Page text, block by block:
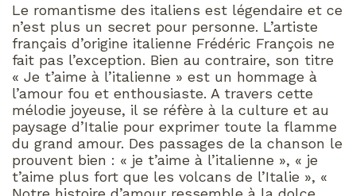
Le romantisme des italiens est légendaire et ce
n’est plus un secret pour personne. L’artiste
français d’origine italienne Frédéric François ne
fait pas l’exception. Bien au contraire, son titre
« Je t’aime à l’italienne » est un hommage à
l’amour fou et enthousiaste. A travers cette
mélodie joyeuse, il se réfère à la culture et au
paysage d’Italie pour exprimer toute la flamme
du grand amour. Des passages de la chanson le
prouvent bien : « je t’aime à l’italienne », « je
t’aime plus fort que les volcans de l’Italie », «